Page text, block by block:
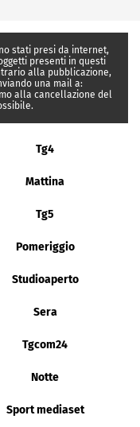
stati presi da internet,
presenti in questi
alla pubblicazione,
una mail a:
alla cancellazione del
Tg4
Mattina
Tg5
Pomeriggio
Studioaperto
Sera
Tgcom24
Notte
Sport mediaset